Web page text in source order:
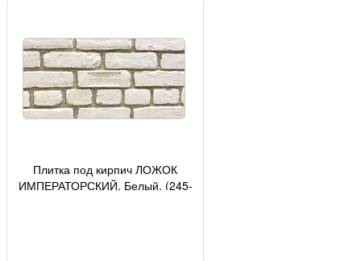
Плитка под кирпич ЛОЖОК
ИМПЕРАТОРСКИЙ, Белый, (245-